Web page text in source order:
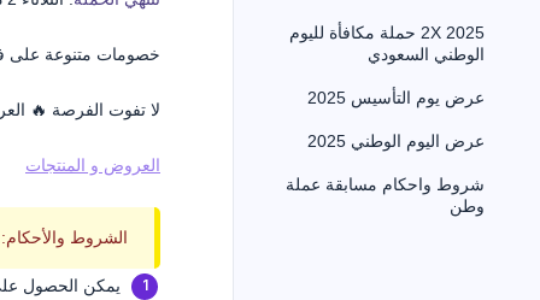
2025 2X حملة مكافأة لليوم
الوطني السعودي
عرض يوم التأسيس 2025
عرض اليوم الوطني 2025
شروط واحكام مسابقة عملة
وطن
خصومات متنوعة على
لا تفوت الفرصة 🔥
العروض و المنتجات
الشروط والأحكام:
يمكن الحصول